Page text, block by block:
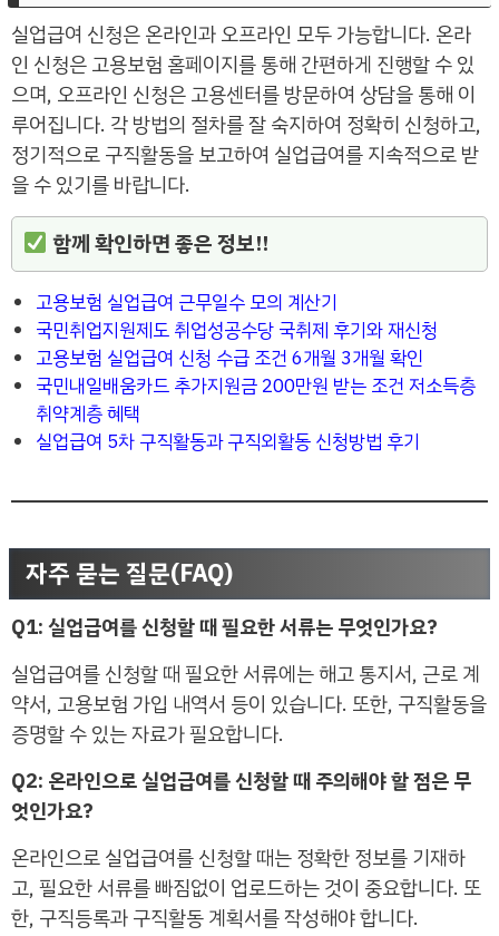
실업급여 신청은 온라인과 오프라인 모두 가능합니다. 온라
인 신청은 고용보험 홈페이지를 통해 간편하게 진행할 수 있
으며, 오프라인 신청은 고용센터를 방문하여 상담을 통해 이
루어집니다. 각 방법의 절차를 잘 숙지하여 정확히 신청하고,
정기적으로 구직활동을 보고하여 실업급여를 지속적으로 받
을 수 있기를 바랍니다.
함께 확인하면 좋은 정보!!
고용보험 실업급여 근무일수 모의 계산기
국민취업지원제도 취업성공수당 국취제 후기와 재신청
고용보험 실업급여 신청 수급 조건 6개월 3개월 확인
국민내일배움카드 추가지원금 200만원 받는 조건 저소득층
취약계층 혜택
실업급여 5차 구직활동과 구직외활동 신청방법 후기
자주 묻는 질문(FAQ)
Q1: 실업급여를 신청할 때 필요한 서류는 무엇인가요?
실업급여를 신청할 때 필요한 서류에는 해고 통지서, 근로 계
약서, 고용보험 가입 내역서 등이 있습니다. 또한, 구직활동을
증명할 수 있는 자료가 필요합니다.
Q2: 온라인으로 실업급여를 신청할 때 주의해야 할 점은 무
엇인가요?
온라인으로 실업급여를 신청할 때는 정확한 정보를 기재하
고, 필요한 서류를 빠짐없이 업로드하는 것이 중요합니다. 또
한, 구직등록과 구직활동 계획서를 작성해야 합니다.